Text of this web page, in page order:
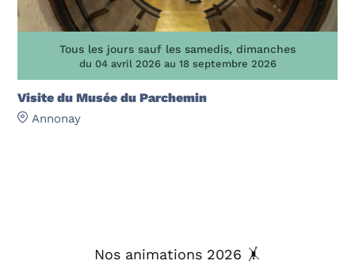
Tous les jours sauf les samedis, dimanches
du 04 avril 2026 au 18 septembre 2026
Visite du Musée du Parchemin
Annonay
Nos animations 2026 🤸